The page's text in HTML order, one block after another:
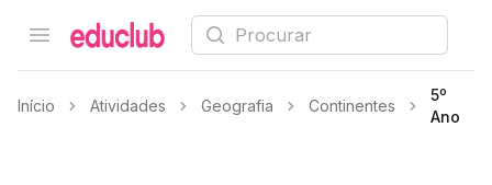
Open menu
Educlub Procurar
Início Atividades Geografia Continentes
5º
Ano